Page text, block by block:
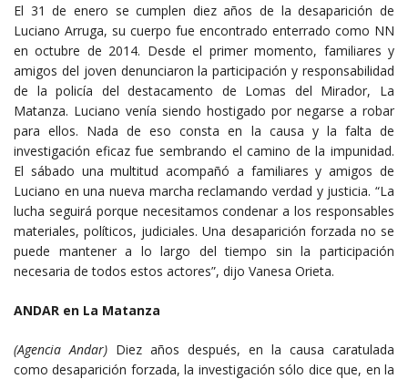
El 31 de enero se cumplen diez años de la desaparición de
Luciano Arruga, su cuerpo fue encontrado enterrado como NN
en octubre de 2014. Desde el primer momento, familiares y
amigos del joven denunciaron la participación y responsabilidad
de la policía del destacamento de Lomas del Mirador, La
Matanza. Luciano venía siendo hostigado por negarse a robar
para ellos. Nada de eso consta en la causa y la falta de
investigación eficaz fue sembrando el camino de la impunidad.
El sábado una multitud acompañó a familiares y amigos de
Luciano en una nueva marcha reclamando verdad y justicia. “La
lucha seguirá porque necesitamos condenar a los responsables
materiales, políticos, judiciales. Una desaparición forzada no se
puede mantener a lo largo del tiempo sin la participación
necesaria de todos estos actores”, dijo Vanesa Orieta.
ANDAR en La Matanza
(Agencia Andar) Diez años después, en la causa caratulada
como desaparición forzada, la investigación sólo dice que, en la